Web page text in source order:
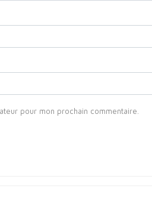
pour mon prochain commentaire.